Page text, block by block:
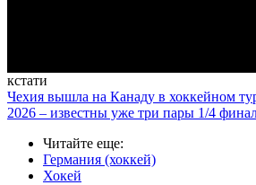
кстати
Чехия вышла на Канаду в хоккейном
2026 – известны уже три пары 1/4
Читайте еще:
Германия (хоккей)
Хокей